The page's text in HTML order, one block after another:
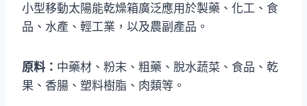
小型移動太陽能乾燥箱廣泛應用於製藥、化工、食
品、水產、輕工業，以及農副產品。
原料： 中藥材、粉末、粗藥、脫水蔬菜、食品、乾
果、香腸、塑料樹脂、肉類等。